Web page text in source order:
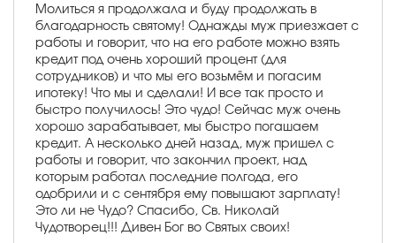
Молиться я продолжала и буду продолжать в
благодарность cвятому! Однажды муж приезжает с
работы и говорит, что на его работе можно взять
кредит под очень хороший процент (для
сотрудников) и что мы его возьмём и погасим
ипотеку! Что мы и сделали! И все так просто и
быстро получилось! Это чудо! Сейчас муж очень
хорошо зарабатывает, мы быстро погашаем
кредит. А несколько дней назад, муж пришел с
работы и говорит, что закончил проект, над
которым работал последние полгода, его
одобрили и с сентября ему повышают зарплату!
Это ли не Чудо? Спасибо, Св. Николай
Чудотворец!!! Дивен Бог во Святых своих!